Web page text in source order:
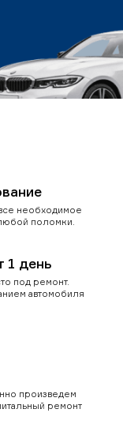
необходимое
поломки.
1 день
под ремонт.
автомобиля
произведем
ремонт